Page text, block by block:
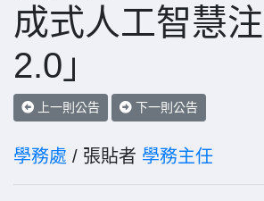
成式人工智慧
2.0」
上一則公告 下一則公告
學務處 / 張貼者 學務主任